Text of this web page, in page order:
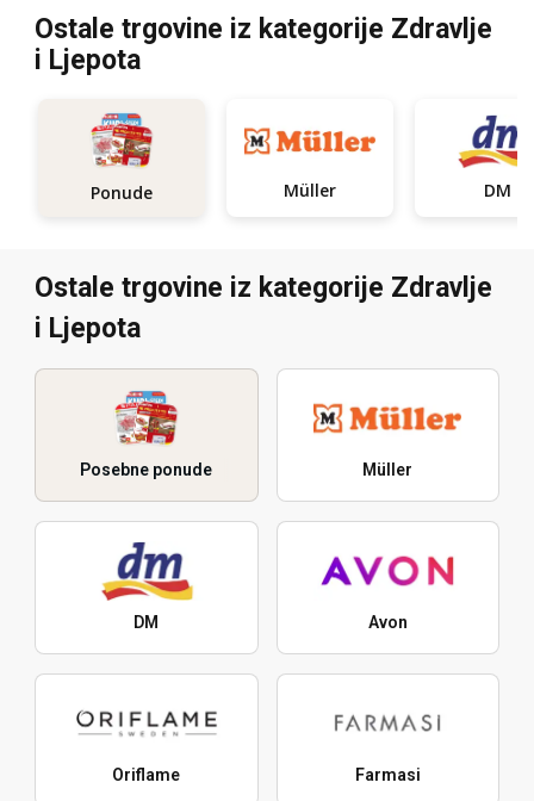
Ostale trgovine iz kategorije Zdravlje
i Ljepota
Ponude Müller DM
Ostale trgovine iz kategorije Zdravlje
i Ljepota
Posebne ponude Müller
DM Avon
Oriflame Farmasi